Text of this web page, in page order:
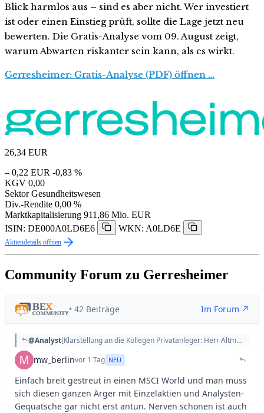
Blick harmlos aus – sind es aber nicht. Wer investiert
ist oder einen Einstieg prüft, sollte die Lage jetzt neu
bewerten. Die Gratis-Analyse vom 09. August zeigt,
warum Abwarten riskanter sein kann, als es wirkt.
Gerresheimer: Gratis-Analyse (PDF) öffnen …
26,34 EUR
– 0,22 EUR -0,83 %
KGV 0,00
Sektor Gesundheitswesen
Div.-Rendite 0,00 %
Marktkapitalisierung 911,86 Mio. EUR
ISIN: DE000A0LD6E6
WKN: A0LD6E
Aktiendetails öffnen
Community Forum zu Gerresheimer